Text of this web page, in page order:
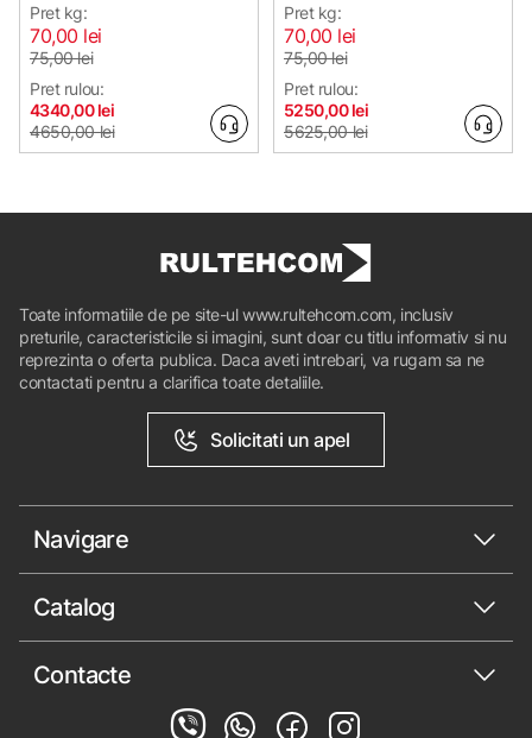
Pret kg:
70,00 lei
75,00 lei
Pret rulou:
4340,00 lei
4650,00 lei
Pret kg:
70,00 lei
75,00 lei
Pret rulou:
5250,00 lei
5625,00 lei
Toate informatiile de pe site-ul www.rultehcom.com, inclusiv
preturile, caracteristicile si imagini, sunt doar cu titlu informativ si nu
reprezinta o oferta publica. Daca aveti intrebari, va rugam sa ne
contactati pentru a clarifica toate detaliile.
Solicitati un apel
Navigare
Catalog
Contacte